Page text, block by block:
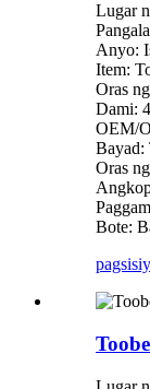
Lugar
Anyo:
Item:
Oras
Dami:
OEM/
Oras
Bote: